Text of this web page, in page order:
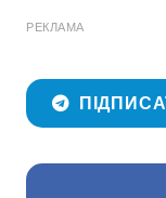
РЕКЛАМА